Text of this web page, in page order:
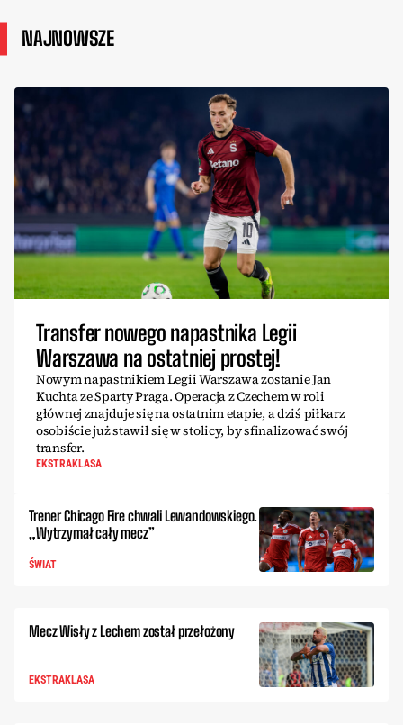
NAJNOWSZE
Transfer nowego napastnika Legii
Warszawa na ostatniej prostej!
Nowym napastnikiem Legii Warszawa zostanie Jan
Kuchta ze Sparty Praga. Operacja z Czechem w roli
głównej znajduje się na ostatnim etapie, a dziś piłkarz
osobiście już stawił się w stolicy, by sfinalizować swój
transfer.
EKSTRAKLASA
Trener Chicago Fire chwali Lewandowskiego.
„Wytrzymał cały mecz”
ŚWIAT
Mecz Wisły z Lechem został przełożony
EKSTRAKLASA